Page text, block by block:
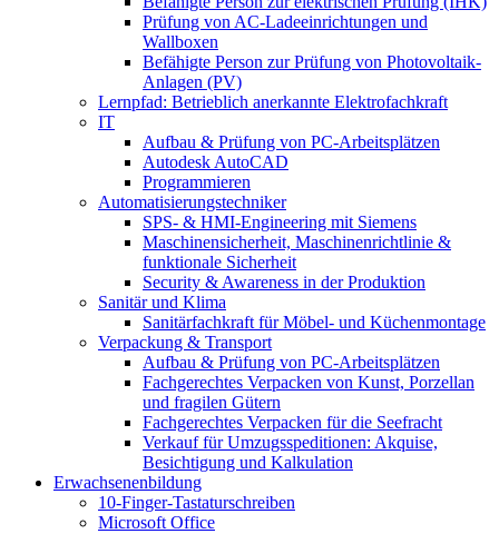
Prüfung von AC-Ladeeinrichtungen und
Wallboxen
Befähigte Person zur Prüfung von Photovoltaik-
Anlagen (PV)
Lernpfad: Betrieblich anerkannte Elektrofachkraft
IT
Aufbau & Prüfung von PC-Arbeitsplätzen
Autodesk AutoCAD
Programmieren
Automatisierungstechniker
SPS‑ & HMI‑Engineering mit Siemens
Maschinensicherheit, Maschinenrichtlinie &
funktionale Sicherheit
Security & Awareness in der Produktion
Sanitär und Klima
Sanitärfachkraft für Möbel- und Küchenmontage
Verpackung & Transport
Aufbau & Prüfung von PC-Arbeitsplätzen
Fachgerechtes Verpacken von Kunst, Porzellan
und fragilen Gütern
Fachgerechtes Verpacken für die Seefracht
Verkauf für Umzugsspeditionen: Akquise,
Besichtigung und Kalkulation
Erwachsenenbildung
10-Finger-Tastaturschreiben
Microsoft Office